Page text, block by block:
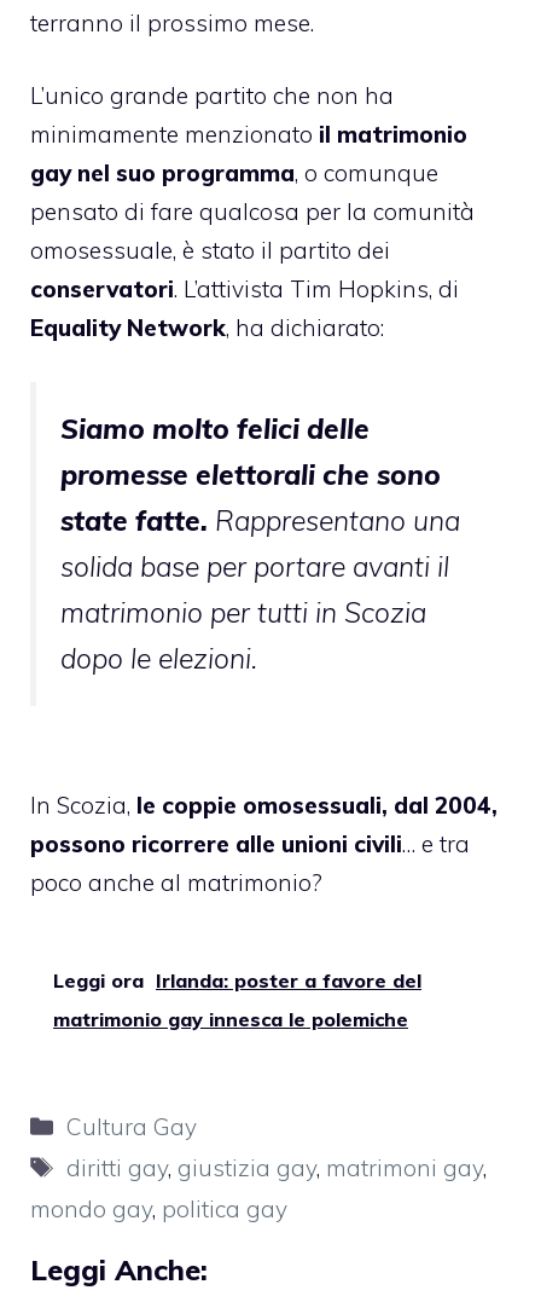
terranno il prossimo mese.
L’unico grande partito che non ha
minimamente menzionato il matrimonio
gay nel suo programma, o comunque
pensato di fare qualcosa per la comunità
omosessuale, è stato il partito dei
conservatori. L’attivista Tim Hopkins, di
Equality Network, ha dichiarato:
Siamo molto felici delle
promesse elettorali che sono
state fatte. Rappresentano una
solida base per portare avanti il
matrimonio per tutti in Scozia
dopo le elezioni.
In Scozia, le coppie omosessuali, dal 2004,
possono ricorrere alle unioni civili… e tra
poco anche al matrimonio?
Leggi ora Irlanda: poster a favore del
matrimonio gay innesca le polemiche
Categorie
Cultura Gay
Tag
diritti gay, giustizia gay, matrimoni gay,
mondo gay, politica gay
Leggi Anche: